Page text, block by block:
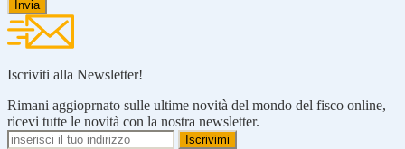
Iscriviti alla Newsletter!
Rimani aggioprnato sulle ultime novità del mondo del fisco online,
ricevi tutte le novità con la nostra newsletter.